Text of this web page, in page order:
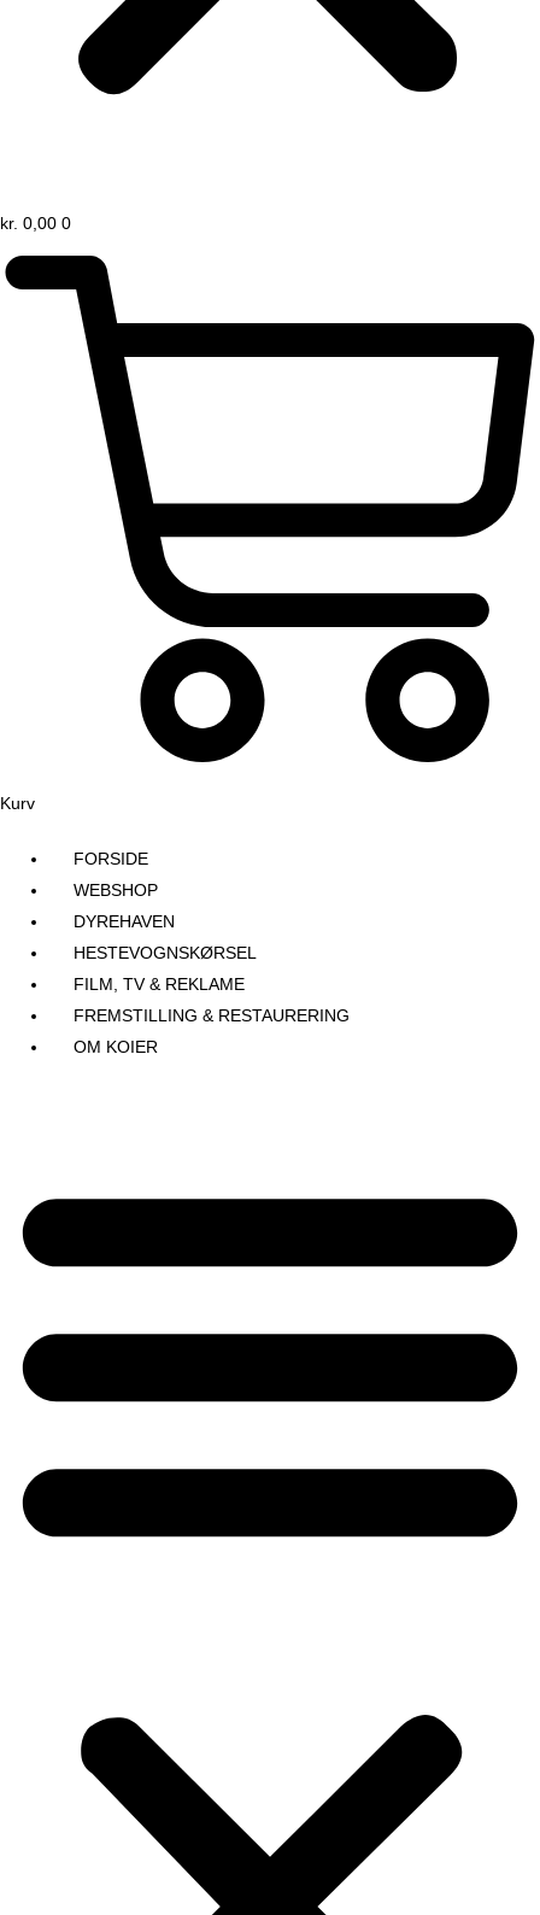
kr. 0,00 0
Kurv
FORSIDE
WEBSHOP
DYREHAVEN
HESTEVOGNSKØRSEL
FILM, TV & REKLAME
FREMSTILLING & RESTAURERING​
OM KOIER